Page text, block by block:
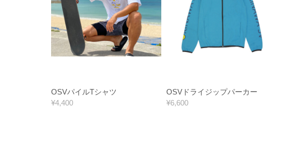
OSVパイルTシャツ
¥4,400
OSVドライジップパーカー
¥6,600